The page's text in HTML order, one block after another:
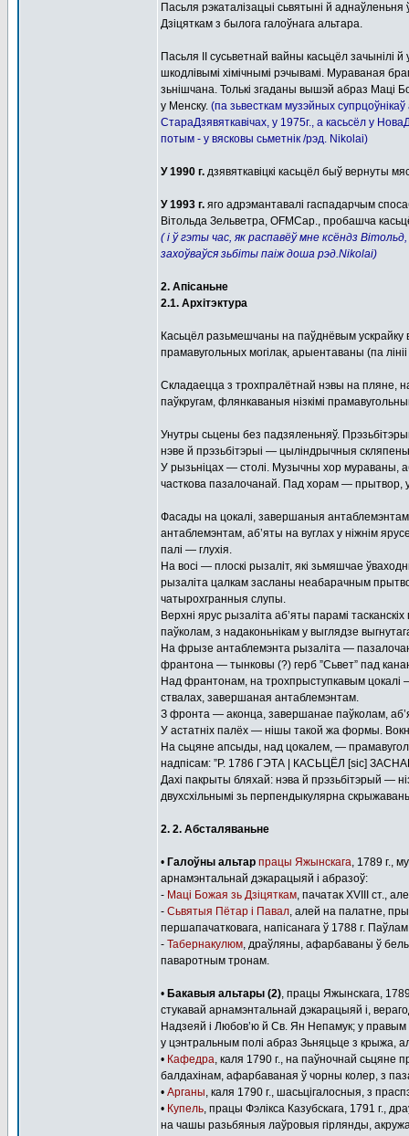
Пасьля рэкаталізацыі сьвятыні й
Дзіцяткам з былога галоўнага альтара.
Пасьля ІІ сусьветнай вайны касьцёл зачынілі
шкодлівымі хімічнымі рэчывамі. Мураваная
зьнішчана. Толькі згаданы вышэй абраз Маці
у Менску. (па зьвесткам музэйных
СтараДзявяткавічах, у 1975г., а касьсёл у
потым - у вясковы сьметнік /рэд. Nikolai)
У 1990 г. дзявяткавіцкі касьцёл быў вернуты
У 1993 г. яго адрэмантавалі гаспадарчым
Вітольда Зельветра, OFMCap., пробашча
( і ў гэты час, як распавёў мне ксёндз
захоўваўся зьбіты паіж доша рэд.Nikolai)
2. Апісаньне
2.1. Архітэктура
Касьцёл разьмешчаны на паўднёвым ускрайку
прамавугольных могілак, арыентаваны (па
Складаецца з трохпралётнай нэвы на пляне,
паўкругам, флянкаваныя нізкімі
Унутры сьцены без падзяленьняў.
нэве й прэзьбітэрыі — цыліндрычныя
У рызьніцах — столі. Музычны хор мураваны,
часткова пазалочанай. Пад хорам — прытвор, у
Фасады на цокалі, завершаныя
антаблемэнтам, аб’яты на вуглах у ніжнім
палі — глухія.
На восі — плоскі рызаліт, які зьмяшчае
рызаліта цалкам засланы неабарачным
чатырохгранныя слупы.
Верхні ярус рызаліта аб’яты парамі
паўколам, з надаконьнікам у выглядзе
На фрызе антаблемэнта рызаліта —
франтона — тынковы (?) герб ”Сьвет” пад
Над франтонам, на трохпрыступкавым цокалі
ствалах, завершаная антаблемэнтам.
З фронта — аконца, завершанае паўколам,
У астатніх палёх — нішы такой жа формы.
На сьцяне апсыды, над цокалем, —
надпісам: ”Р. 1786 ГЭТА | КАСЬЦЁЛ [sіc]
Дахі пакрыты бляхай: нэва й прэзьбітэрый —
двухсхільнымі зь перпендыкулярна
2. 2. Абсталяваньне
• Галоўны альтар працы Яжынскага, 1789 г.,
арнамэнтальнай дэкарацыяй і абразоў:
- Маці Божая зь Дзіцяткам, пачатак XVІІІ ст.,
- Сьвятыя Пётар і Павал, алей на палатне,
першапачатковага, напісанага ў 1788 г.
- Табернакулюм, драўляны, афарбаваны ў
паваротным тронам.
• Бакавыя альтары (2), працы Яжынскага,
стукавай арнамэнтальнай дэкарацыяй і,
Надзеяй і Любов’ю й Св. Ян Непамук; у
у цэнтральным полі абраз Зьняцьце з крыжа,
• Кафедра, каля 1790 г., на паўночнай сьцяне
балдахінам, афарбаваная ў чорны колер, з
• Арганы, каля 1790 г., шасьцігалосныя, з
• Купель, працы Фэлікса Казубскага, 1791 г.,
на чашы разьбяныя лаўровыя гірлянды,